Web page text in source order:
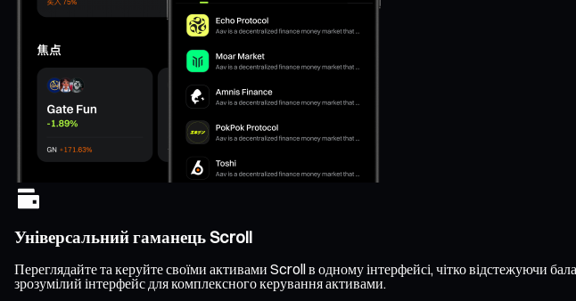
Універсальний гаманець Scroll
Переглядайте та керуйте своїми активами Scroll в одному інтерфейсі, чітко відстежуючи
зрозумілий інтерфейс для комплексного керування активами.